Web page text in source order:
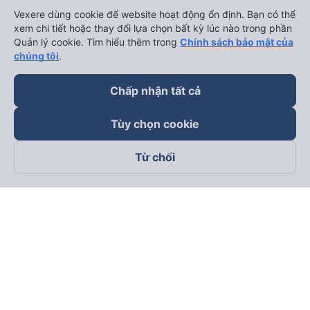
Theo dõi chúng tôi trên
Vexere dùng cookie để website hoạt động ổn định. Bạn có thể
xem chi tiết hoặc thay đổi lựa chọn bất kỳ lúc nào trong phần
Quản lý cookie. Tìm hiểu thêm trong Chính sách bảo mật của
chúng tôi.
Chấp nhận tất cả
Tùy chọn cookie
Từ chối